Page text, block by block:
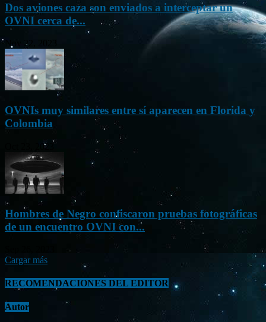
Dos aviones caza son enviados a interceptar un
OVNI cerca de...
Nov 22, 2023
OVNIs muy similares entre sí aparecen en Florida y
Colombia
Oct 23, 2023
Hombres de Negro confiscaron pruebas fotográficas
de un encuentro OVNI con...
Cargar más
RECOMENDACIONES DEL EDITOR
Autor